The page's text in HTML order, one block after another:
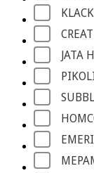
KLACK
JATA